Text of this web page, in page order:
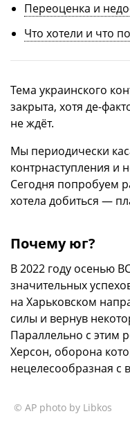
Переоценка и
Что хотели и что
Тема украинского
закрыта, хотя де-
не ждёт.
Мы периодически
контрнаступления и
Сегодня попробуем
хотела добиться —
Почему юг?
В 2022 году осенью
значительных
на Харьковском
силы и вернув
Параллельно с этим
Херсон, оборона
нецелесообразная с
© AP photo by Libkos